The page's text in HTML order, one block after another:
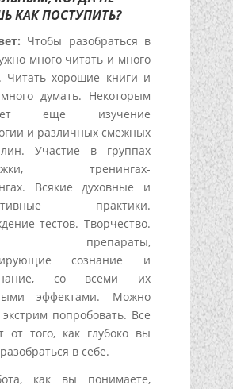
КАК ПОСТУПИТЬ?
Чтобы разобраться в
много читать и много
Читать хорошие книги и
думать. Некоторым
еще изучение
и различных смежных
Участие в группах
тренингах-
Всякие духовные и
практики.
тестов. Творчество.
препараты,
сознание и
со всеми их
эффектами. Можно
экстрим попробовать. Все
от того, как глубоко вы
в себе.
как вы понимаете,